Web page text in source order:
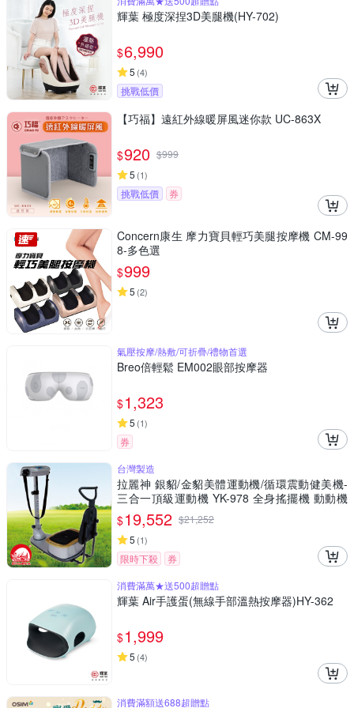
輝葉 極度深捏3D美腿機(HY-702)
$6,990
5 (4)
挑戰低價
【巧福】遠紅外線暖屏風迷你款 UC-863X
$920 $999
5 (1)
挑戰低價 券
Concern康生 摩力寶貝輕巧美腿按摩機 CM-99
8-多色選
$999
5 (2)
氣壓按摩/熱敷/可折疊/禮物首選
Breo倍輕鬆 EM002眼部按摩器
$1,323
5 (1)
券
台灣製造
拉麗神 銀貂/金貂美體運動機/循環震動健美機-
三合一頂級運動機 YK-978 全身搖擺機 動動機
抖抖機 適銀髮族 懶人運動健身機 台灣製造
$19,552 $21,252
5 (1)
限時下殺
券
消費滿萬★送500超贈點
輝葉 Air手護蛋(無線手部溫熱按摩器)HY-362
$1,999
5 (4)
消費滿額送688超贈點